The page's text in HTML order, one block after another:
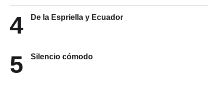
4 De la Espriella y Ecuador
5 Silencio cómodo